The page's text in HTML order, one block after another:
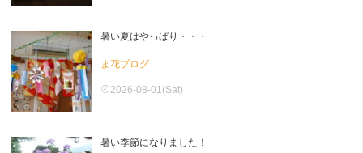
暑い夏はやっぱり・・・
ま花ブログ
2026-08-01(Sat)
暑い季節になりました！